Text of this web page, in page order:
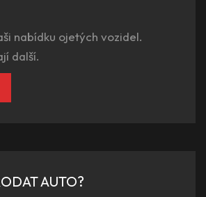
nabídku ojetých vozidel.
další.
AUTO?